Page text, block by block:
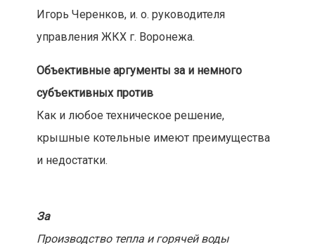
Игорь Черенков, и. о. руководителя
управления ЖКХ г. Воронежа.
Объективные аргументы за и немного
субъективных против
Как и любое техническое решение,
крышные котельные имеют преимущества
и недостатки.
За
Производство тепла и горячей воды